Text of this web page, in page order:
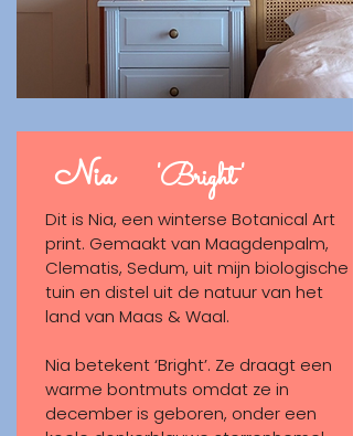
SHOP
Nia 'Bright'
Dit is Nia, een winterse Botanical Art
print. Gemaakt van Maagdenpalm,
Clematis, Sedum, uit mijn biologische
tuin en distel uit de natuur van het
land van Maas & Waal.
Nia betekent ‘Bright’. Ze draagt een
warme bontmuts omdat ze in
december is geboren, onder een